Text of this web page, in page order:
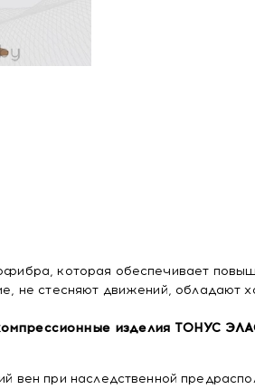
которая обеспечивает
не стесняют движений, обладают
изделия ТОНУС
вен при наследственной